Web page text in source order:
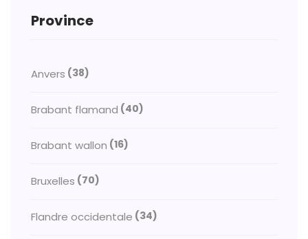
Province
Anvers (38)
Brabant flamand (40)
Brabant wallon (16)
Bruxelles (70)
Flandre occidentale (34)